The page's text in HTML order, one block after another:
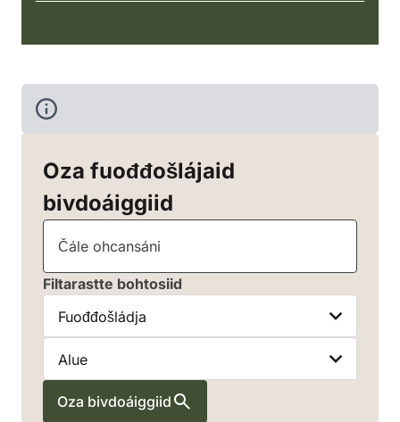
Oza fuođđošlájaid
bivdoáiggiid
Čále ohcansáni
Filtarastte bohtosiid
Oza bivdoáiggiid